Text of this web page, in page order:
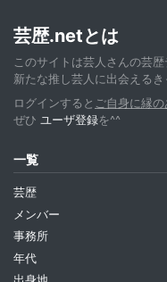
芸歴.netとは
このサイトは芸人さんの芸歴
新たな推し芸人に出会える
ログインすると ご自身に縁の
ぜひ ユーザ登録を^^
一覧
芸歴
メンバー
事務所
年代